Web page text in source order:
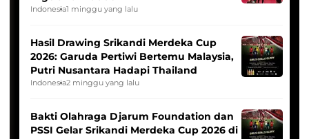
Indonesia1 minggu yang lalu
Hasil Drawing Srikandi Merdeka Cup
2026: Garuda Pertiwi Bertemu Malaysia,
Putri Nusantara Hadapi Thailand
Indonesia2 minggu yang lalu
Bakti Olahraga Djarum Foundation dan
PSSI Gelar Srikandi Merdeka Cup 2026 di